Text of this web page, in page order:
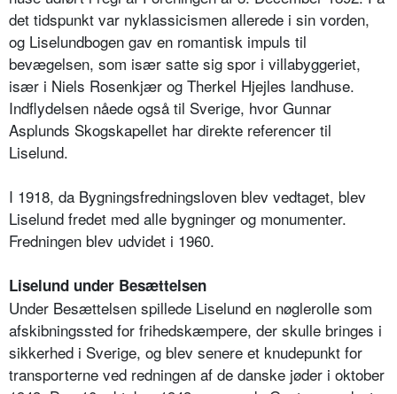
det tidspunkt var nyklassicismen allerede i sin vorden,
og Liselundbogen gav en romantisk impuls til
bevægelsen, som især satte sig spor i villabyggeriet,
især i Niels Rosenkjær og Therkel Hjejles landhuse.
Indflydelsen nåede også til Sverige, hvor Gunnar
Asplunds Skogskapellet har direkte referencer til
Liselund.
I 1918, da Bygningsfredningsloven blev vedtaget, blev
Liselund fredet med alle bygninger og monumenter.
Fredningen blev udvidet i 1960.
Liselund under Besættelsen
Under Besættelsen spillede Liselund en nøglerolle som
afskibningssted for frihedskæmpere, der skulle bringes i
sikkerhed i Sverige, og blev senere et knudepunkt for
transporterne ved redningen af de danske jøder i oktober